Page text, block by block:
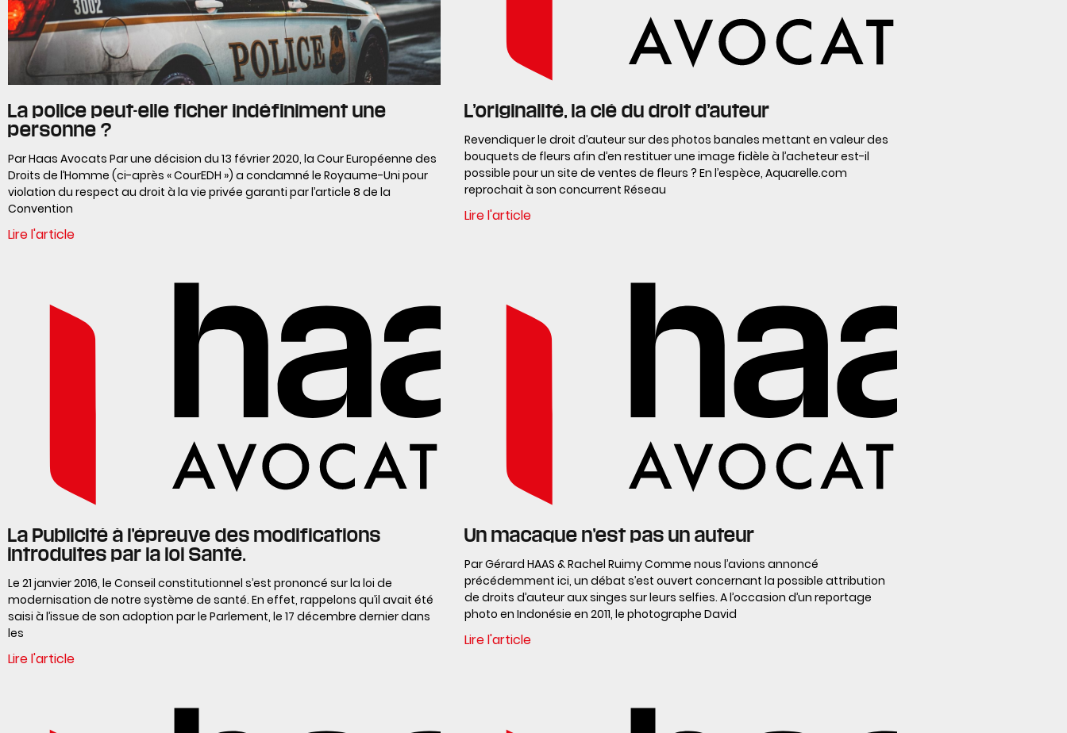
La police peut-elle ficher indéfiniment une
personne ?
Par Haas Avocats Par une décision du 13 février 2020, la Cour Européenne des
Droits de l’Homme (ci-après « CourEDH ») a condamné le Royaume-Uni pour
violation du respect au droit à la vie privée garanti par l’article 8 de la
Convention
Lire l'article
L’originalité, la clé du droit d’auteur
Revendiquer le droit d’auteur sur des photos banales mettant en valeur des
bouquets de fleurs afin d’en restituer une image fidèle à l’acheteur est-il
possible pour un site de ventes de fleurs ? En l’espèce, Aquarelle.com
reprochait à son concurrent Réseau
Lire l'article
La Publicité à l’épreuve des modifications
introduites par la loi Santé.
Le 21 janvier 2016, le Conseil constitutionnel s’est prononcé sur la loi de
modernisation de notre système de santé. En effet, rappelons qu’il avait été
saisi à l’issue de son adoption par le Parlement, le 17 décembre dernier dans
les
Lire l'article
Un macaque n’est pas un auteur
Par Gérard HAAS & Rachel Ruimy Comme nous l’avions annoncé
précédemment ici, un débat s’est ouvert concernant la possible attribution
de droits d’auteur aux singes sur leurs selfies. A l’occasion d’un reportage
photo en Indonésie en 2011, le photographe David
Lire l'article